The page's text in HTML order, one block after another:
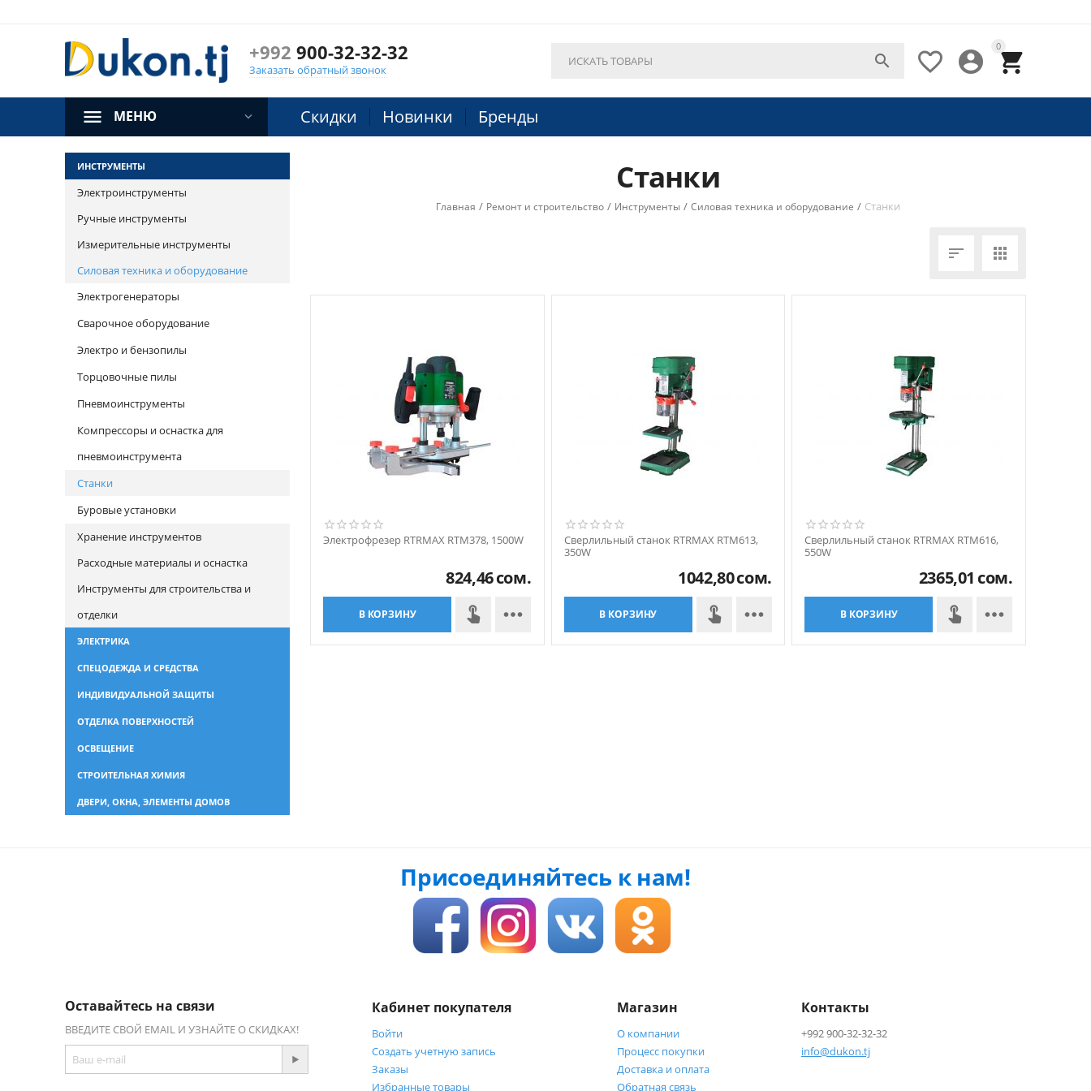
+992 900-32-32-32
Заказать обратный звонок
0




МЕНЮ Скидки Новинки Бренды
ИНСТРУМЕНТЫ
Электроинструменты
Ручные инструменты
Измерительные инструменты
Силовая техника и оборудование
Электрогенераторы
Сварочное оборудование
Электро и бензопилы
Торцовочные пилы
Пневмоинструменты
Компрессоры и оснастка для
пневмоинструмента
Станки
Буровые установки
Хранение инструментов
Расходные материалы и оснастка
Инструменты для строительства и
отделки
ЭЛЕКТРИКА
СПЕЦОДЕЖДА И СРЕДСТВА
ИНДИВИДУАЛЬНОЙ ЗАЩИТЫ
ОТДЕЛКА ПОВЕРХНОСТЕЙ
ОСВЕЩЕНИЕ
СТРОИТЕЛЬНАЯ ХИМИЯ
ДВЕРИ, ОКНА, ЭЛЕМЕНТЫ ДОМОВ
Станки
Главная / Ремонт и строительство / Инструменты / Силовая техника и оборудование / Станки
 
Электрофрезер RTRMAX RTM378, 1500W
824,46сом.
В КОРЗИНУ 
Сверлильный станок RTRMAX RTM613,
350W
1042,80сом.
В КОРЗИНУ 
Сверлильный станок RTRMAX RTM616,
550W
2365,01 сом.
В КОРЗИНУ 
Присоединяйтесь к нам!
Оставайтесь на связи
ВВЕДИТЕ СВОЙ EMAIL И УЗНАЙТЕ О СКИДКАХ!
Кабинет покупателя
Войти
Создать учетную запись
Заказы
Избранные товары
Магазин
О компании
Процесс покупки
Доставка и оплата
Обратная связь
Контакты
+992 900-32-32-32
info@dukon.tj